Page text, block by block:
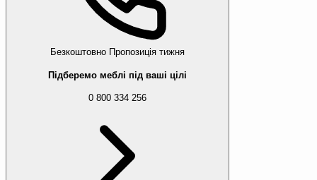
Безкоштовно Пропозиція тижня
Підберемо меблі під ваші цілі
0 800 334 256